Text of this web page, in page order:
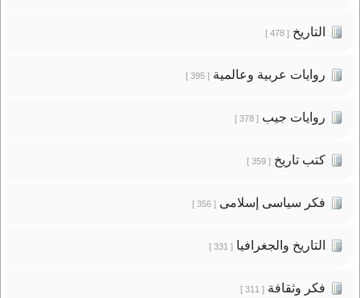
التاريخ[ 478 ]
روايات عربية وعالمية[ 395 ]
روايات جيب[ 378 ]
كتب تاريخ[ 359 ]
فكر سياسى إسلامى[ 356 ]
التاريخ والجغرافيا[ 331 ]
فكر وثقافة[ 311 ]